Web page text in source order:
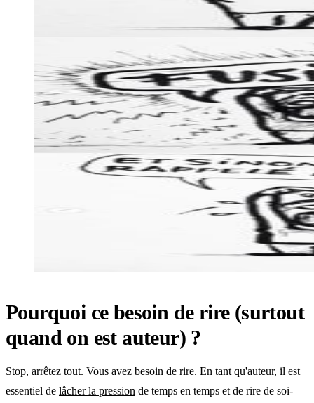
Pourquoi ce besoin de rire (surtout
quand on est auteur) ?
Stop, arrêtez tout. Vous avez besoin de rire. En tant qu'auteur, il est
essentiel de lâcher la pression de temps en temps et de rire de soi-